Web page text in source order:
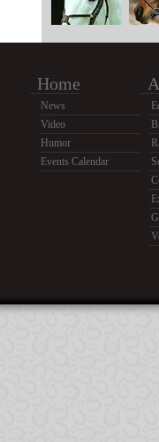
Home
News
Video
Humor
Events Calendar